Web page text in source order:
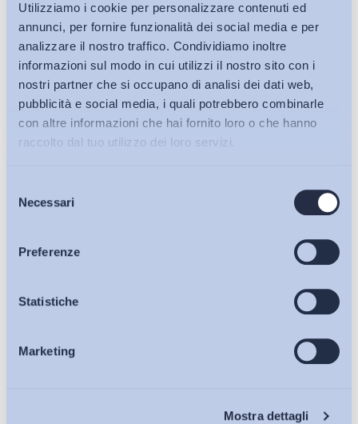
Utilizziamo i cookie per personalizzare contenuti ed
annunci, per fornire funzionalità dei social media e per
analizzare il nostro traffico. Condividiamo inoltre
informazioni sul modo in cui utilizzi il nostro sito con i
nostri partner che si occupano di analisi dei dati web,
pubblicità e social media, i quali potrebbero combinarle
con altre informazioni che hai fornito loro o che hanno
raccolto dal tuo utilizzo dei loro servizi.
delNecessari
Preferenze
Statistiche
Marketing
Mostra dettagli
Bollettini ADAPT
Articoli
Osservatori
Eventi
sulla pagina della
Iscriviti